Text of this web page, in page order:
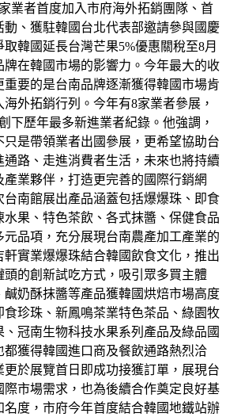
業者首度加入市府海外拓銷團隊、首
、獲駐韓國台北代表部邀請參與國慶
韓國延長台灣芒果5%優惠關稅至8月
牌在韓國市場的影響力。今年最大的收
要的是台南品牌逐漸獲得韓國市場肯
外拓銷行列。今年有8家業者參展，
下歷年最多新進業者紀錄。他強調，
是帶領業者出國參展，更希望協助台
路、走進消費者生活，未來也將持續
業夥伴，打造更完善的國際行銷網
南館展出產品涵蓋包括爆爆珠、即食
果、特色茶飲、各式抹醬、保健食品
品項，充分展現台南農產加工產業的
實業爆爆珠結合韓國飲食文化，推出
的創新試吃方式，吸引眾多買主體
鹹奶酥抹醬等產品獲韓國烘焙市場高度
食珍珠、新鳳鳴茶業特色茶品、綠園牧
冠南生物科技水果系列產品及綠品國
都獲得韓國進口商及餐飲通路熱烈洽
於展覽首日即成功接獲訂單，展現台
際市場需求，也為後續合作奠定良好基
度，市府今年首度結合韓國地鐵站辦